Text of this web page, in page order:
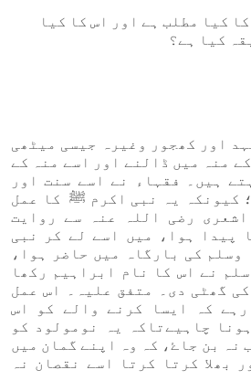
کیا مطلب ہے اور اس کا کیا
کیا ہے؟
اور کھجور وغیرہ جیسی میٹھی
منہ میں ڈالنے اور اسے منہ کے
ہیں۔ فقہاء نے اسے سنت اور
کیونکہ یہ نبی اکرم ﷺ کا عمل
رضی اللہ عنہ سے روایت
پیدا ہوا، میں اسے لے کر نبی
وسلم کی بارگاہ میں حاضر ہوا،
نے اس کا نام ابراہیم رکھا
گھٹی دی۔ متفق علیہ۔ اس عمل
کہ ایسا کرنے والے کو اس
چاہیےتاکہ یہ نومولود کو
نہ بن جاۓ، کہ وہ اپنے گمان میں
بھلا کرتا کرتا اسے نقصان نہ